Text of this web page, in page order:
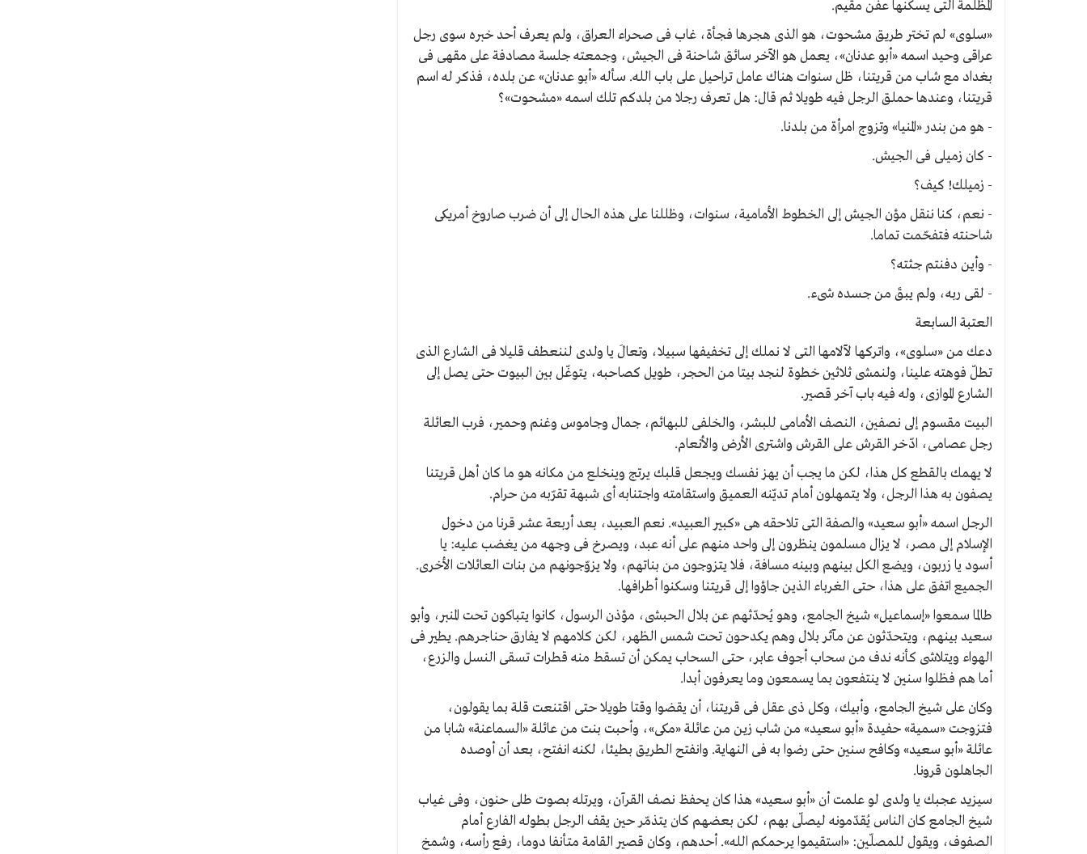
المظلمة التى يسكنها عفن مقيم.
«سلوى» لم تختر طريق مشحوت، هو الذى هجرها فجأة، غاب فى صحراء العراق، ولم يعرف أحد خبره سوى رجل
عراقى وحيد اسمه «أبو عدنان»، يعمل هو الآخر سائق شاحنة فى الجيش، وجمعته جلسة مصادفة على مقهى فى
بغداد مع شاب من قريتنا، ظل سنوات هناك عامل تراحيل على باب الله. سأله «أبو عدنان» عن بلده، فذكر له اسم
قريتنا، وعندها حملق الرجل فيه طويلا ثم قال: هل تعرف رجلا من بلدكم تلك اسمه «مشحوت»؟
- هو من بندر «المنيا» وتزوج امرأة من بلدنا.
- كان زميلى فى الجيش.
- زميلك! كيف؟
- نعم، كنا ننقل مؤن الجيش إلى الخطوط الأمامية، سنوات، وظللنا على هذه الحال إلى أن ضرب صاروخ أمريكى
شاحنته فتفحّمت تماما.
- وأين دفنتم جثته؟
- لقى ربه، ولم يبقَ من جسده شىء.
العتبة السابعة
دعك من «سلوى»، واتركها لآلامها التى لا نملك إلى تخفيفها سبيلا، وتعالَ يا ولدى لننعطف قليلا فى الشارع الذى
تطلّ فوهته علينا، ولنمشى ثلاثين خطوة لنجد بيتا من الحجر، طويل كصاحبه، يتوغّل بين البيوت حتى يصل إلى
الشارع الموازى، وله فيه باب آخر قصير.
البيت مقسوم إلى نصفين، النصف الأمامى للبشر، والخلفى للبهائم، جمال وجاموس وغنم وحمير، فرب العائلة
رجل عصامى، ادّخر القرش على القرش واشترى الأرض والأنعام.
لا يهمك بالقطع كل هذا، لكن ما يجب أن يهز نفسك ويجعل قلبك يرتج وينخلع من مكانه هو ما كان أهل قريتنا
يصفون به هذا الرجل، ولا يتمهلون أمام تديّنه العميق واستقامته واجتنابه أى شبهة تقرّبه من حرام.
الرجل اسمه «أبو سعيد» والصفة التى تلاحقه هى «كبير العبيد». نعم العبيد، بعد أربعة عشر قرنا من دخول
الإسلام إلى مصر، لا يزال مسلمون ينظرون إلى واحد منهم على أنه عبد، ويصرخ فى وجهه من يغضب عليه: يا
أسود يا زربون، ويضع الكل بينهم وبينه مسافة، فلا يتزوجون من بناتهم، ولا يزوّجونهم من بنات العائلات الأخرى.
الجميع اتفق على هذا، حتى الغرباء الذين جاؤوا إلى قريتنا وسكنوا أطرافها.
طالما سمعوا «إسماعيل» شيخ الجامع، وهو يُحدّثهم عن بلال الحبشى، مؤذن الرسول، كانوا يتباكون تحت المنبر، وأبو
سعيد بينهم، ويتحدّثون عن مآثر بلال وهم يكدحون تحت شمس الظهر، لكن كلامهم لا يفارق حناجرهم. يطير فى
الهواء ويتلاشى كأنه ندف من سحاب أجوف عابر، حتى السحاب يمكن أن تسقط منه قطرات تسقى النسل والزرع،
أما هم فظلوا سنين لا ينتفعون بما يسمعون وما يعرفون أبدا.
وكان على شيخ الجامع، وأبيك، وكل ذى عقل فى قريتنا، أن يقضوا وقتا طويلا حتى اقتنعت قلة بما يقولون،
فتزوجت «سمية» حفيدة «أبو سعيد» من شاب زين من عائلة «مكى»، وأحبت بنت من عائلة «السماعنة» شابا من
عائلة «أبو سعيد» وكافح سنين حتى رضوا به فى النهاية. وانفتح الطريق بطيئا، لكنه انفتح، بعد أن أوصده
الجاهلون قرونا.
سيزيد عجبك يا ولدى لو علمت أن «أبو سعيد» هذا كان يحفظ نصف القرآن، ويرتله بصوت طلى حنون، وفى غياب
شيخ الجامع كان الناس يُقدّمونه ليصلّى بهم، لكن بعضهم كان يتذمّر حين يقف الرجل بطوله الفارع أمام
الصفوف، ويقول للمصلّين: «استقيموا يرحمكم الله». أحدهم، وكان قصير القامة متأنفا دوما، رفع رأسه، وشمخ